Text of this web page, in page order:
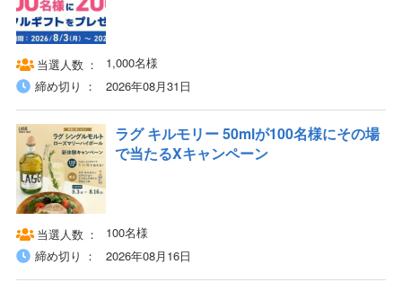
当選人数
1,000名様
締め切り
2026年08月31日
ラグ キルモリー 50mlが100名様にその場
で当たるXキャンペーン
当選人数
100名様
締め切り
2026年08月16日